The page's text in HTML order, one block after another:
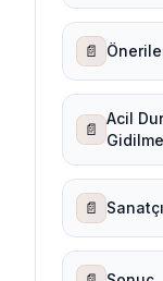
📄
📄
Acil
📄